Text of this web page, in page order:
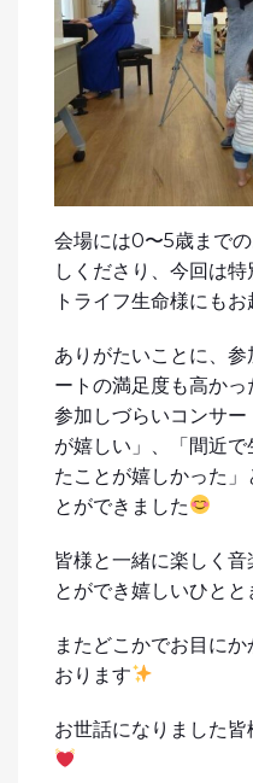
会場には0〜5歳まで
しくださり、今回は
トライフ生命様にも
ありがたいことに、
ートの満足度も高か
参加しづらいコンサ
が嬉しい」、「間近
たことが嬉しかった
とができました
皆様と一緒に楽しく
とができ嬉しいひとと
またどこかでお目に
おります
お世話になりました